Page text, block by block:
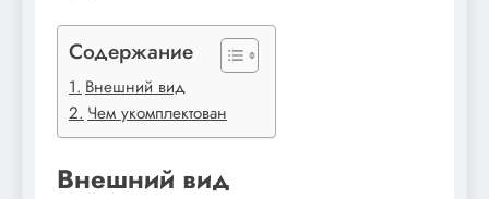
Содержание
Внешний вид
Чем укомплектован
Внешний вид